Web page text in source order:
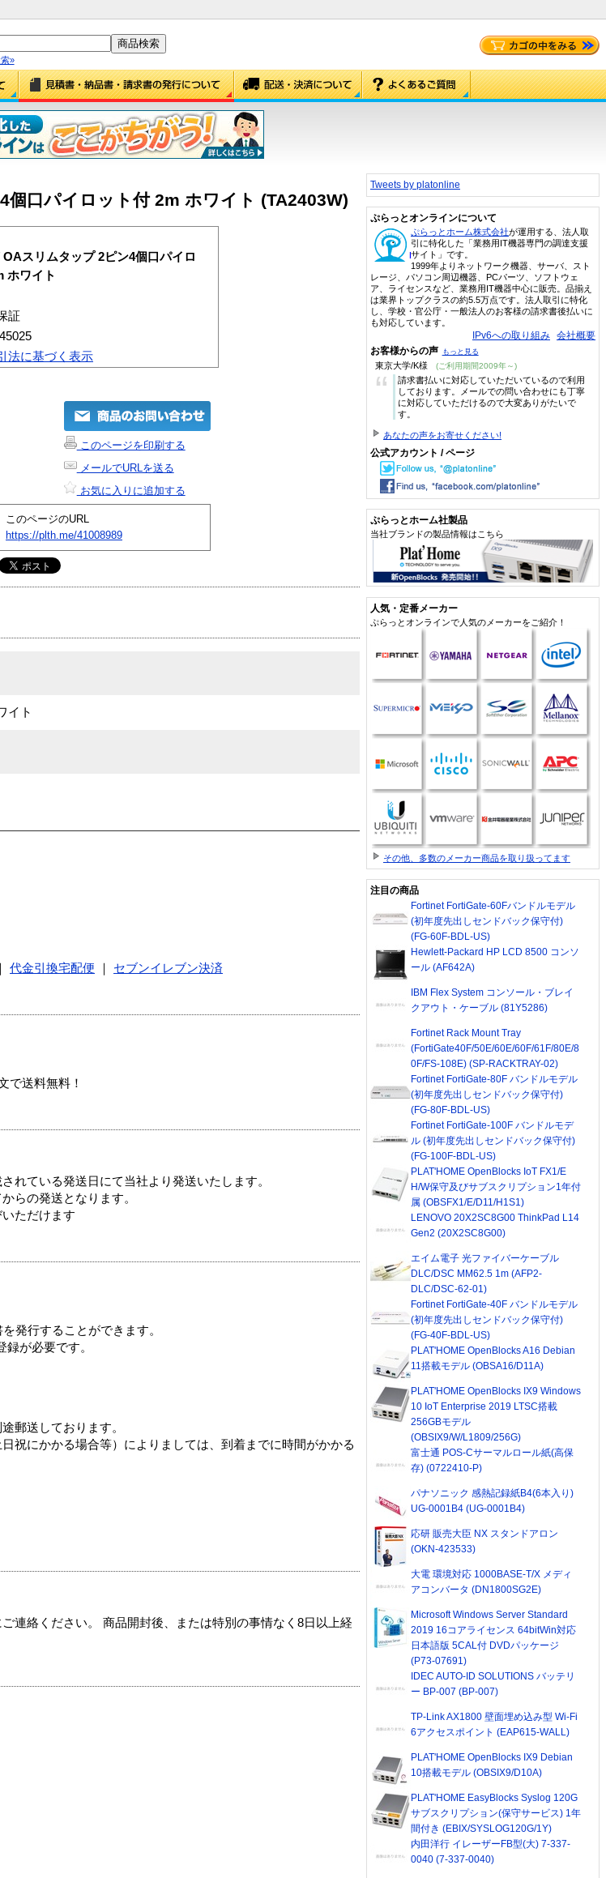
»
口パイロット付 2m ホワイト (TA2403W)
OAスリムタップ 2ピン4個口パイロ
ホワイト
証
法に基づく表示
このページを印刷する
メールでURLを送る
お気に入りに追加する
このページのURL
https://plth.me/41008989
イト
代金引換宅配便
セブンイレブン決済
で送料無料！
れている発送日にて当社より発送いたします。
らの発送となります。
ただけます
発行することができます。
が必要です。
郵送しております。
祝にかかる場合等）によりましては、到着までに時間がかかる
連絡ください。 商品開封後、または特別の事情なく8日以上経
Tweets by platonline
ぷらっとオンラインについて
ぷらっとホーム株式会社が運用する、法人取
引に特化した「業務用IT機器専門の調達支援
サイト」です。
1999年よりネットワーク機器、サーバ、スト
レージ、パソコン周辺機器、PCパーツ、ソフトウェ
ア、ライセンスなど、業務用IT機器中心に販売。品揃え
は業界トップクラスの約5.5万点です。法人取引に特化
し、学校・官公庁・一般法人のお客様の請求書後払いに
も対応しています。
IPv6への取り組み 会社概要
お客様からの声 もっと見る
東京大学/K様 (ご利用期間2009年～)
“
請求書払いに対応していただいているので利用
しております。メールでの問い合わせにも丁寧
に対応していただけるので大変ありがたいで
す。
あなたの声をお寄せください!
公式アカウント / ページ
ぷらっとホーム社製品
当社ブランドの製品情報はこちら
人気・定番メーカー
ぷらっとオンラインで人気のメーカーをご紹介！
その他、多数のメーカー商品を取り扱ってます
注目の商品
Fortinet FortiGate-60Fバンドルモデル
(初年度先出しセンドバック保守付)
(FG-60F-BDL-US)
Hewlett-Packard HP LCD 8500 コンソ
ール (AF642A)
IBM Flex System コンソール・ブレイ
クアウト・ケーブル (81Y5286)
Fortinet Rack Mount Tray
(FortiGate40F/50E/60E/60F/61F/80E/8
0F/FS-108E) (SP-RACKTRAY-02)
Fortinet FortiGate-80F バンドルモデル
(初年度先出しセンドバック保守付)
(FG-80F-BDL-US)
Fortinet FortiGate-100F バンドルモデ
ル (初年度先出しセンドバック保守付)
(FG-100F-BDL-US)
PLAT'HOME OpenBlocks IoT FX1/E
H/W保守及びサブスクリプション1年付
属 (OBSFX1/E/D11/H1S1)
LENOVO 20X2SC8G00 ThinkPad L14
Gen2 (20X2SC8G00)
エイム電子 光ファイバーケーブル
DLC/DSC MM62.5 1m (AFP2-
DLC/DSC-62-01)
Fortinet FortiGate-40F バンドルモデル
(初年度先出しセンドバック保守付)
(FG-40F-BDL-US)
PLAT'HOME OpenBlocks A16 Debian
11搭載モデル (OBSA16/D11A)
PLAT'HOME OpenBlocks IX9 Windows
10 IoT Enterprise 2019 LTSC搭載
256GBモデル
(OBSIX9/W/L1809/256G)
富士通 POS-Cサーマルロール紙(高保
存) (0722410-P)
パナソニック 感熱記録紙B4(6本入り)
UG-0001B4 (UG-0001B4)
応研 販売大臣 NX スタンドアロン
(OKN-423533)
大電 環境対応 1000BASE-T/X メディ
アコンバータ (DN1800SG2E)
Microsoft Windows Server Standard
2019 16コアライセンス 64bitWin対応
日本語版 5CAL付 DVDパッケージ
(P73-07691)
IDEC AUTO-ID SOLUTIONS バッテリ
ー BP-007 (BP-007)
TP-Link AX1800 壁面埋め込み型 Wi-Fi
6アクセスポイント (EAP615-WALL)
PLAT'HOME OpenBlocks IX9 Debian
10搭載モデル (OBSIX9/D10A)
PLAT'HOME EasyBlocks Syslog 120G
サブスクリプション(保守サービス) 1年
間付き (EBIX/SYSLOG120G/1Y)
内田洋行 イレーザーFB型(大) 7-337-
0040 (7-337-0040)